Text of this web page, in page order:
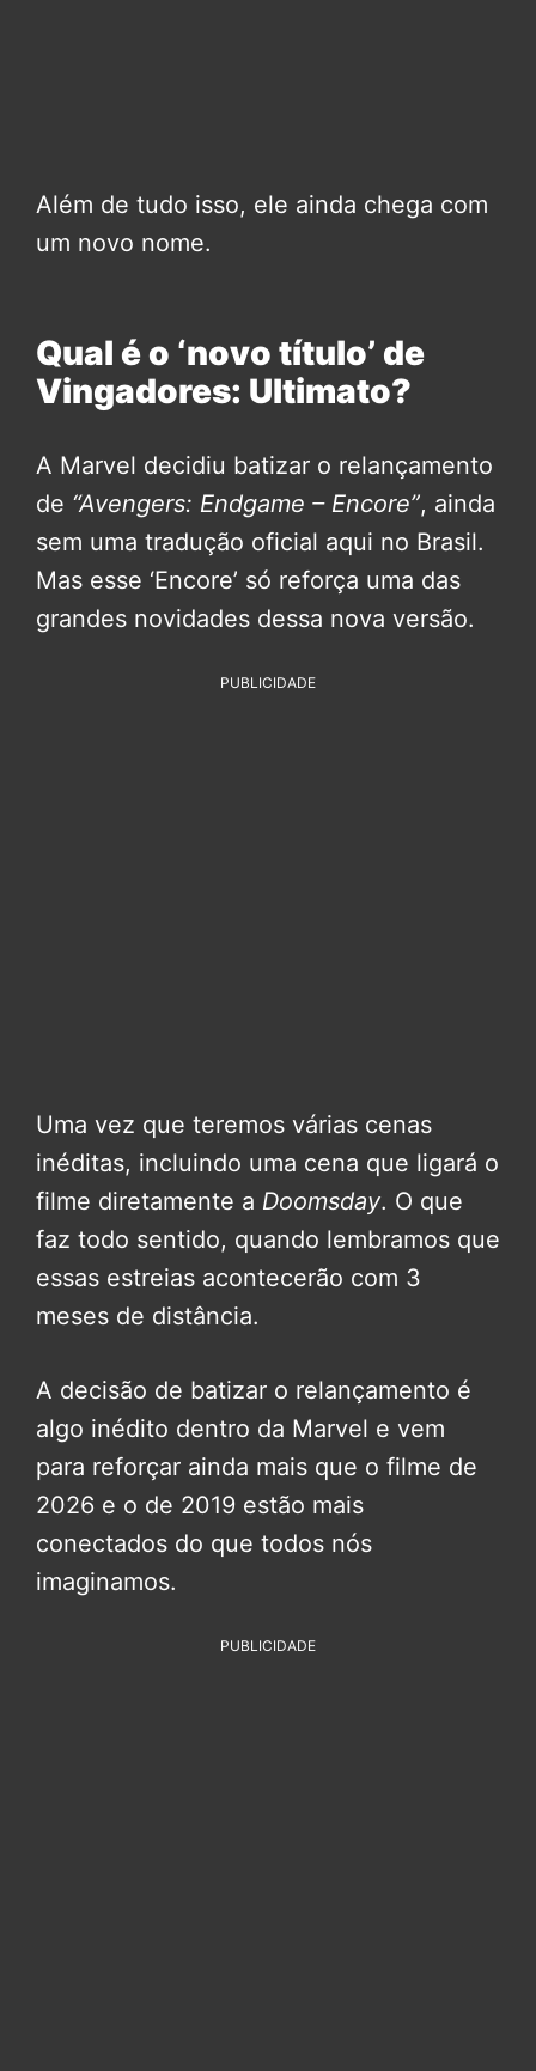
Além de tudo isso, ele ainda chega com
um novo nome.
Qual é o ‘novo título’ de
Vingadores: Ultimato?
A Marvel decidiu batizar o relançamento
de “Avengers: Endgame – Encore”, ainda
sem uma tradução oficial aqui no Brasil.
Mas esse ‘Encore’ só reforça uma das
grandes novidades dessa nova versão.
PUBLICIDADE
Uma vez que teremos várias cenas
inéditas, incluindo uma cena que ligará o
filme diretamente a Doomsday. O que
faz todo sentido, quando lembramos que
essas estreias acontecerão com 3
meses de distância.
A decisão de batizar o relançamento é
algo inédito dentro da Marvel e vem
para reforçar ainda mais que o filme de
2026 e o de 2019 estão mais
conectados do que todos nós
imaginamos.
PUBLICIDADE